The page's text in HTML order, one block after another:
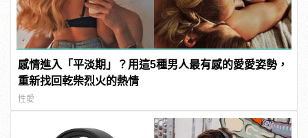
感情進入「平淡期」？用這5種男人最有感的愛愛姿勢，
重新找回乾柴烈火的熱情
性愛